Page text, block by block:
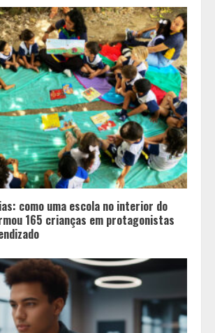
como uma escola no interior do
165 crianças em protagonistas